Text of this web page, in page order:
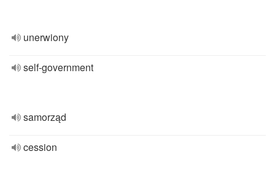
unerwiony
self-government
samorząd
cession